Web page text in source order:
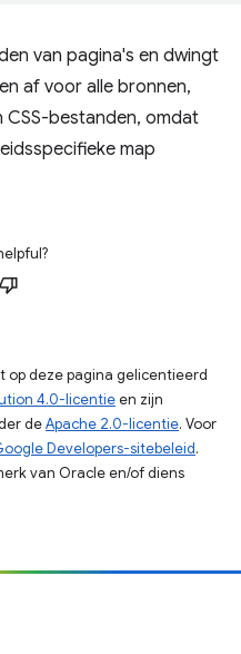
van pagina's en dwingt
af ​​voor alle bronnen,
CSS-bestanden, omdat
map
op deze pagina gelicentieerd
4.0-licentieen zijn
deApache 2.0-licentie. Voor
Developers-sitebeleid.
van Oracle en/of diens